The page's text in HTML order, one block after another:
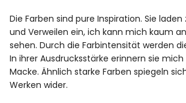
Die Farben sind pure Inspiration. Sie
und Verweilen ein, ich kann mich kaum
sehen. Durch die Farbintensität werden
In ihrer Ausdrucksstärke erinnern sie
Macke. Ähnlich starke Farben spiegeln
Werken wider.